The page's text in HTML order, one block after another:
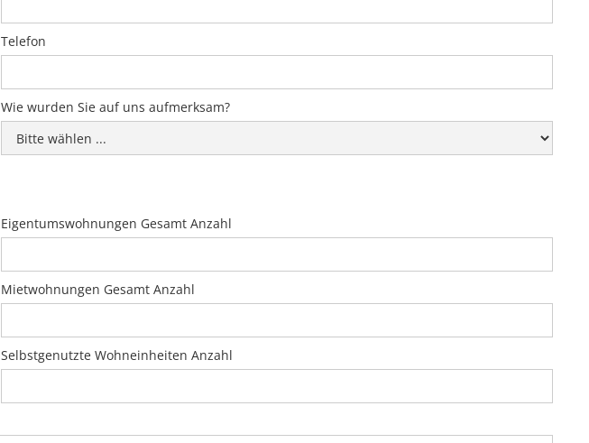
Telefon
Wie wurden Sie auf uns aufmerksam?
Eigentumswohnungen Gesamt Anzahl
Mietwohnungen Gesamt Anzahl
Selbstgenutzte Wohneinheiten Anzahl